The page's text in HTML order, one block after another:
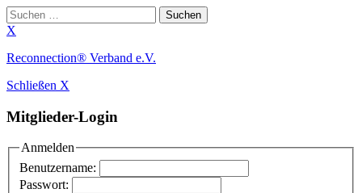
Suchen
nach:
X
Zum
springen
Reconnection® Verband e.V.
Schließen X
Mitglieder-Login
Anmelden
Benutzername:
Passwort: